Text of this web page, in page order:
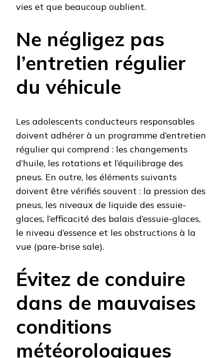
vies et que beaucoup oublient.
Ne négligez pas
l’entretien régulier
du véhicule
Les adolescents conducteurs responsables
doivent adhérer à un programme d’entretien
régulier qui comprend : les changements
d’huile, les rotations et l’équilibrage des
pneus. En outre, les éléments suivants
doivent être vérifiés souvent : la pression des
pneus, les niveaux de liquide des essuie-
glaces, l’efficacité des balais d’essuie-glaces,
le niveau d’essence et les obstructions à la
vue (pare-brise sale).
Évitez de conduire
dans de mauvaises
conditions
météorologiques